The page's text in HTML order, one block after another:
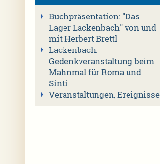
Buchpräsentation: "Das
Lager Lackenbach" von und
mit Herbert Brettl
Lackenbach:
Gedenkveranstaltung beim
Mahnmal für Roma und
Sinti
Veranstaltungen, Ereignisse